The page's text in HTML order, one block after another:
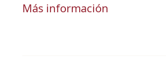
Más información